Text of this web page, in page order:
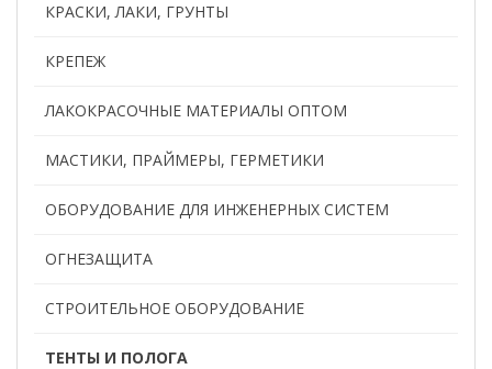
КРАСКИ, ЛАКИ, ГРУНТЫ
КРЕПЕЖ
ЛАКОКРАСОЧНЫЕ МАТЕРИАЛЫ ОПТОМ
МАСТИКИ, ПРАЙМЕРЫ, ГЕРМЕТИКИ
ОБОРУДОВАНИЕ ДЛЯ ИНЖЕНЕРНЫХ СИСТЕМ
ОГНЕЗАЩИТА
СТРОИТЕЛЬНОЕ ОБОРУДОВАНИЕ
ТЕНТЫ И ПОЛОГА